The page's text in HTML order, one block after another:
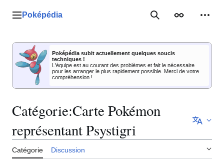
Menu principal
Poképédia RechercherApparence
Poképédia subit actuellement quelques soucis
techniques !
L'équipe est au courant des problèmes et fait le nécessaire
pour les arranger le plus rapidement possible. Merci de votre
compréhension !
Catégorie:Carte Pokémon
représentant Psystigri
Catégorie Discussion